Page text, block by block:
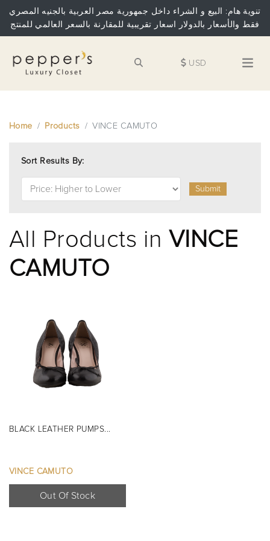
تنوية هام: البيع و الشراء داخل جمهورية مصر العربية بالجنيه المصري
فقط والأسعار بالدولار اسعار تقريبية للمقارنة بالسعر العالمي للمنتج
USD
Home Products VINCE CAMUTO
Sort Results By:
Submit
All Products in VINCE
CAMUTO
BLACK LEATHER PUMPS...
VINCE CAMUTO
Out Of Stock